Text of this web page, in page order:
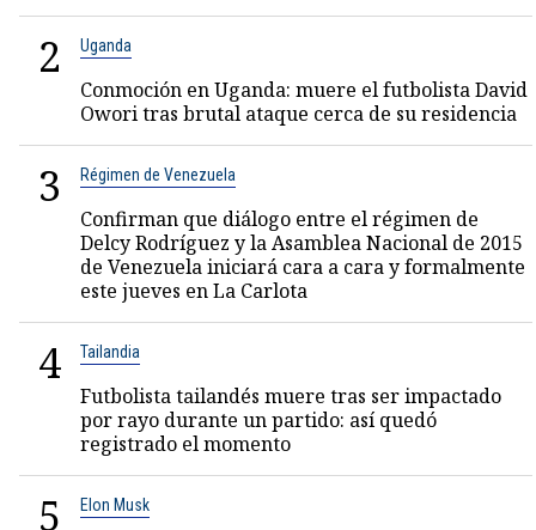
2 Uganda
Conmoción en Uganda: muere el futbolista David
Owori tras brutal ataque cerca de su residencia
3 Régimen de Venezuela
Confirman que diálogo entre el régimen de
Delcy Rodríguez y la Asamblea Nacional de 2015
de Venezuela iniciará cara a cara y formalmente
este jueves en La Carlota
4 Tailandia
Futbolista tailandés muere tras ser impactado
por rayo durante un partido: así quedó
registrado el momento
5 Elon Musk